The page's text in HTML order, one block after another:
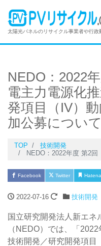
太陽光パネルのリサイクル事業者や行政
NEDO：2022
電主力電源化
発項目（IV）
加公募について
TOP
技術開発
NEDO：2022年度 第2回「太陽光発電主力電源化推
Facebook Twitter Hatena
2022-07-16 技術開発
国立研究開発法人新エネ
（NEDO）では、「
技術開発／研究開発項目